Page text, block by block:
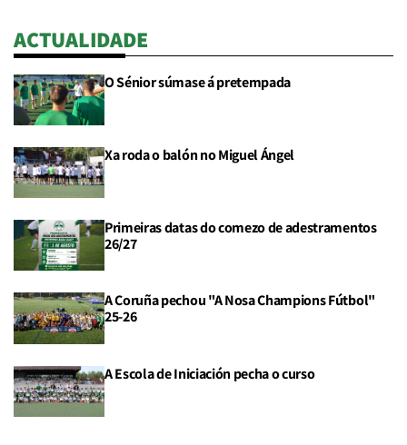
ACTUALIDADE
O Sénior súmase á pretempada
Xa roda o balón no Miguel Ángel
Primeiras datas do comezo de adestramentos
26/27
A Coruña pechou "A Nosa Champions Fútbol"
25-26
A Escola de Iniciación pecha o curso